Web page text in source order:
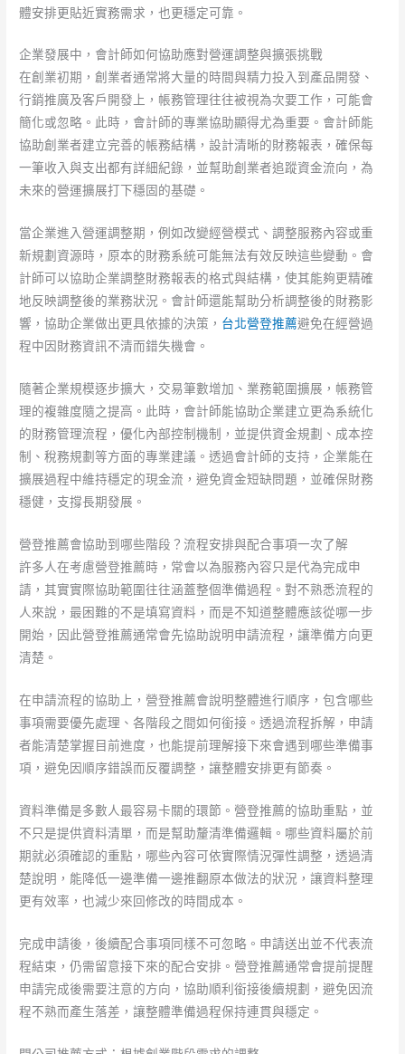
體安排更貼近實務需求，也更穩定可靠。
企業發展中，會計師如何協助應對營運調整與擴張挑戰
在創業初期，創業者通常將大量的時間與精力投入到產品開發、
行銷推廣及客戶開發上，帳務管理往往被視為次要工作，可能會
簡化或忽略。此時，會計師的專業協助顯得尤為重要。會計師能
協助創業者建立完善的帳務結構，設計清晰的財務報表，確保每
一筆收入與支出都有詳細紀錄，並幫助創業者追蹤資金流向，為
未來的營運擴展打下穩固的基礎。
當企業進入營運調整期，例如改變經營模式、調整服務內容或重
新規劃資源時，原本的財務系統可能無法有效反映這些變動。會
計師可以協助企業調整財務報表的格式與結構，使其能夠更精確
地反映調整後的業務狀況。會計師還能幫助分析調整後的財務影
響，協助企業做出更具依據的決策， 台北營登推薦避免在經營過
程中因財務資訊不清而錯失機會。
隨著企業規模逐步擴大，交易筆數增加、業務範圍擴展，帳務管
理的複雜度隨之提高。此時，會計師能協助企業建立更為系統化
的財務管理流程，優化內部控制機制，並提供資金規劃、成本控
制、稅務規劃等方面的專業建議。透過會計師的支持，企業能在
擴展過程中維持穩定的現金流，避免資金短缺問題，並確保財務
穩健，支撐長期發展。
營登推薦會協助到哪些階段？流程安排與配合事項一次了解
許多人在考慮營登推薦時，常會以為服務內容只是代為完成申
請，其實實際協助範圍往往涵蓋整個準備過程。對不熟悉流程的
人來說，最困難的不是填寫資料，而是不知道整體應該從哪一步
開始，因此營登推薦通常會先協助說明申請流程，讓準備方向更
清楚。
在申請流程的協助上，營登推薦會說明整體進行順序，包含哪些
事項需要優先處理、各階段之間如何銜接。透過流程拆解，申請
者能清楚掌握目前進度，也能提前理解接下來會遇到哪些準備事
項，避免因順序錯誤而反覆調整，讓整體安排更有節奏。
資料準備是多數人最容易卡關的環節。營登推薦的協助重點，並
不只是提供資料清單，而是幫助釐清準備邏輯。哪些資料屬於前
期就必須確認的重點，哪些內容可依實際情況彈性調整，透過清
楚說明，能降低一邊準備一邊推翻原本做法的狀況，讓資料整理
更有效率，也減少來回修改的時間成本。
完成申請後，後續配合事項同樣不可忽略。申請送出並不代表流
程結束，仍需留意接下來的配合安排。營登推薦通常會提前提醒
申請完成後需要注意的方向，協助順利銜接後續規劃，避免因流
程不熟而產生落差，讓整體準備過程保持連貫與穩定。